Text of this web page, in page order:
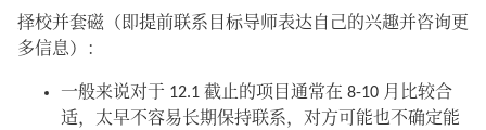
择校并套磁（即提前联系目标导师表达自己的兴趣并咨询更
多信息）：
一般来说对于 12.1 截止的项目通常在 8-10 月比较合
适，太早不容易长期保持联系，对方可能也不确定能